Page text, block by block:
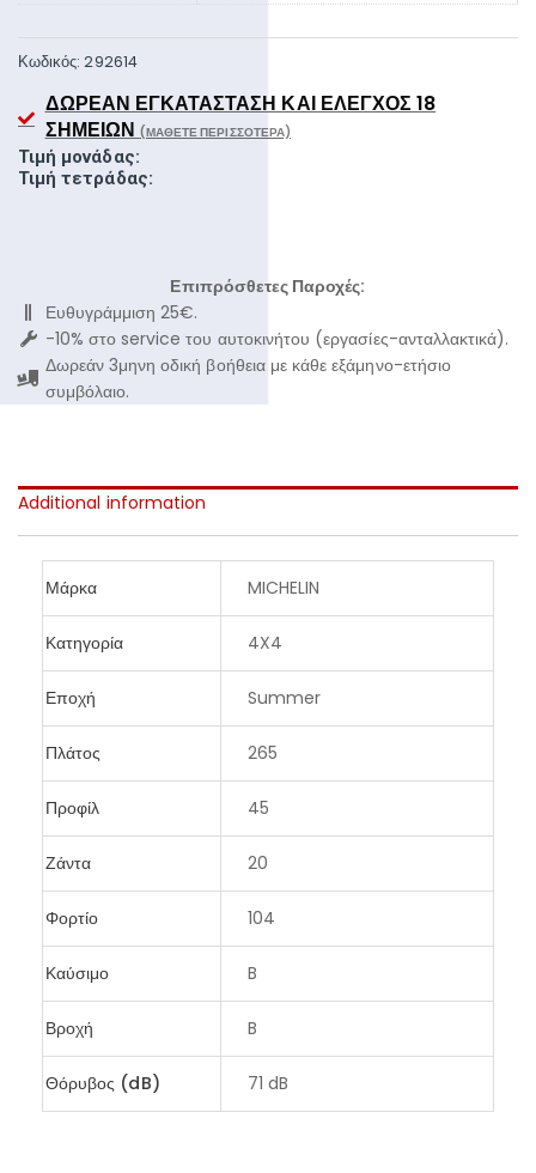
Κωδικός:292614
ΔΩΡΕΆΝ ΕΓΚΑΤΆΣΤΑΣΗ ΚΑΙ ΈΛΕΓΧΟΣ 18
ΣΗΜΕΊΩΝ (ΜΆΘΕΤΕ ΠΕΡΙΣΣΌΤΕΡΑ)
Τιμή μονάδας:
Τιμή τετράδας:
Επιπρόσθετες Παροχές:
Ευθυγράμμιση 25€.
-10% στο service του αυτοκινήτου (εργασίες-ανταλλακτικά).
Δωρεάν 3μηνη οδική βοήθεια με κάθε εξάμηνο-ετήσιο
συμβόλαιο.
Additional information
Μάρκα MICHELIN
Κατηγορία 4X4
Εποχή Summer
Πλάτος 265
Προφίλ 45
Ζάντα 20
Φορτίο 104
Καύσιμο B
Βροχή B
Θόρυβος (dB) 71 dB